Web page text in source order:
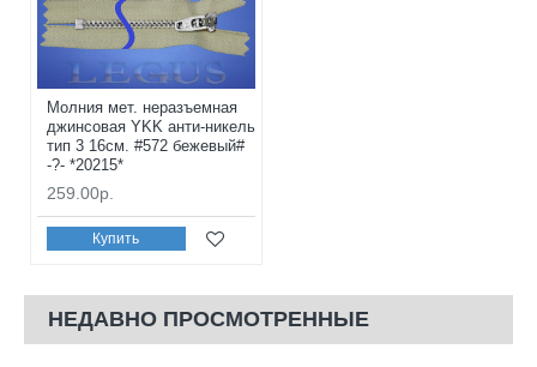
Молния мет. неразъемная
джинсовая YKK анти-никель
тип 3 16см. #572 бежевый#
-?- *20215*
259.00р.
Купить
НЕДАВНО ПРОСМОТРЕННЫЕ